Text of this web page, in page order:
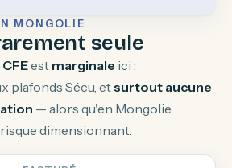
MONGOLIE
seule
CFEest marginale ici :
plafonds Sécu, etsurtout aucune
— alors qu'en Mongolie
dimensionnant.